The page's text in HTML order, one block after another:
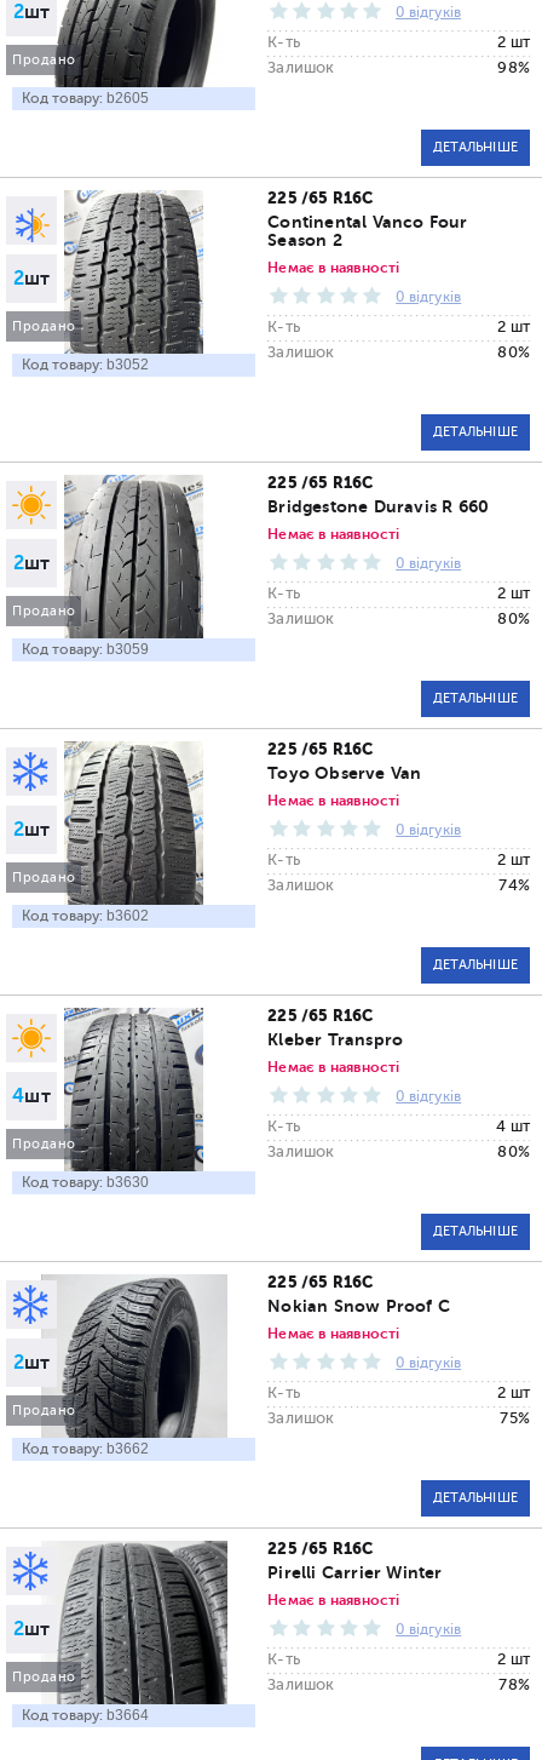
2шт
Продано
Код товару: b2605
0 відгуків
К-ть
2 шт
Залишок
98%
ДЕТАЛЬНІШЕ
2шт
Продано
Код товару: b3052
225 /65 R16C
Continental Vanco Four
Season 2
Немає в наявності
0 відгуків
К-ть
2 шт
Залишок
80%
ДЕТАЛЬНІШЕ
2шт
Продано
Код товару: b3059
225 /65 R16C
Bridgestone Duravis R 660
Немає в наявності
0 відгуків
К-ть
2 шт
Залишок
80%
ДЕТАЛЬНІШЕ
2шт
Продано
Код товару: b3602
225 /65 R16C
Toyo Observe Van
Немає в наявності
0 відгуків
К-ть
2 шт
Залишок
74%
ДЕТАЛЬНІШЕ
4шт
Продано
Код товару: b3630
225 /65 R16C
Kleber Transpro
Немає в наявності
0 відгуків
К-ть
4 шт
Залишок
80%
ДЕТАЛЬНІШЕ
2шт
Продано
Код товару: b3662
225 /65 R16C
Nokian Snow Proof C
Немає в наявності
0 відгуків
К-ть
2 шт
Залишок
75%
ДЕТАЛЬНІШЕ
2шт
Продано
Код товару: b3664
225 /65 R16C
Pirelli Carrier Winter
Немає в наявності
0 відгуків
К-ть
2 шт
Залишок
78%